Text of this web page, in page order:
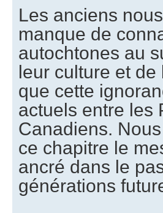
Les anciens
manque de
autochtones au
leur culture et
que cette
actuels entre les
Canadiens.
ce chapitre le
ancré dans le
générations